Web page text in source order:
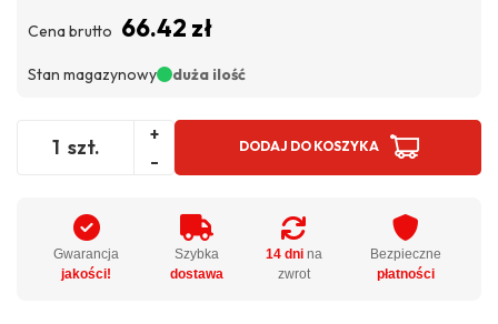
Cena brutto 66.42 zł
Stan magazynowy duża ilość
szt.
+
-
DODAJ DO KOSZYKA
Gwarancja
jakości!
Szybka
dostawa
14 dnina
zwrot
Bezpieczne
płatności